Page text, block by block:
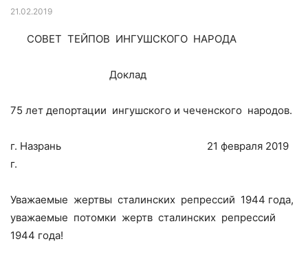
21.02.2019
СОВЕТ ТЕЙПОВ ИНГУШСКОГО НАРОДА
Доклад
75 лет депортации ингушского и чеченского народов.
г. Назрань 21 февраля 2019
г.
Уважаемые жертвы сталинских репрессий 1944 года,
уважаемые потомки жертв сталинских репрессий
1944 года!